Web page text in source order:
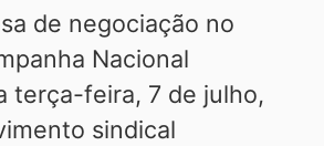
de negociação no
Nacional
terça-feira, 7 de julho,
sindical